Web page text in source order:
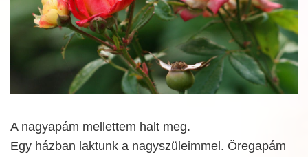
A nagyapám mellettem halt meg.
Egy házban laktunk a nagyszüleimmel. Öregapám